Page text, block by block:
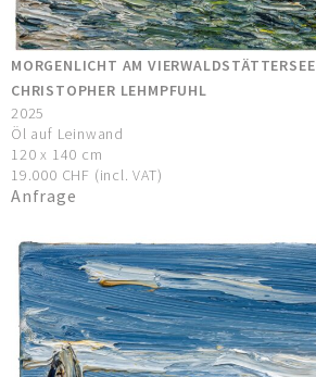
MORGENLICHT AM VIERWALDSTÄTTERSEE
CHRISTOPHER LEHMPFUHL
2025
Öl auf Leinwand
120 x 140 cm
19.000 CHF (incl. VAT)
Anfrage